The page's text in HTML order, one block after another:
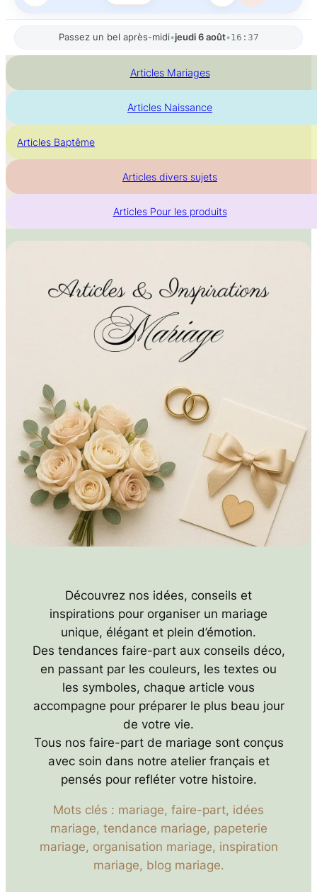
Passez un bel après-midi•jeudi 6 août•16:37
Articles Mariages
Articles Naissance
Articles Baptême
Articles divers sujets
Articles Pour les produits
Découvrez nos idées, conseils et
inspirations pour organiser un mariage
unique, élégant et plein d’émotion.
Des tendances faire-part aux conseils déco,
en passant par les couleurs, les textes ou
les symboles, chaque article vous
accompagne pour préparer le plus beau jour
de votre vie.
Tous nos faire-part de mariage sont conçus
avec soin dans notre atelier français et
pensés pour refléter votre histoire.
Mots clés : mariage, faire-part, idées
mariage, tendance mariage, papeterie
mariage, organisation mariage, inspiration
mariage, blog mariage.